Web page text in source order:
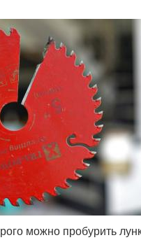
можно пробурить